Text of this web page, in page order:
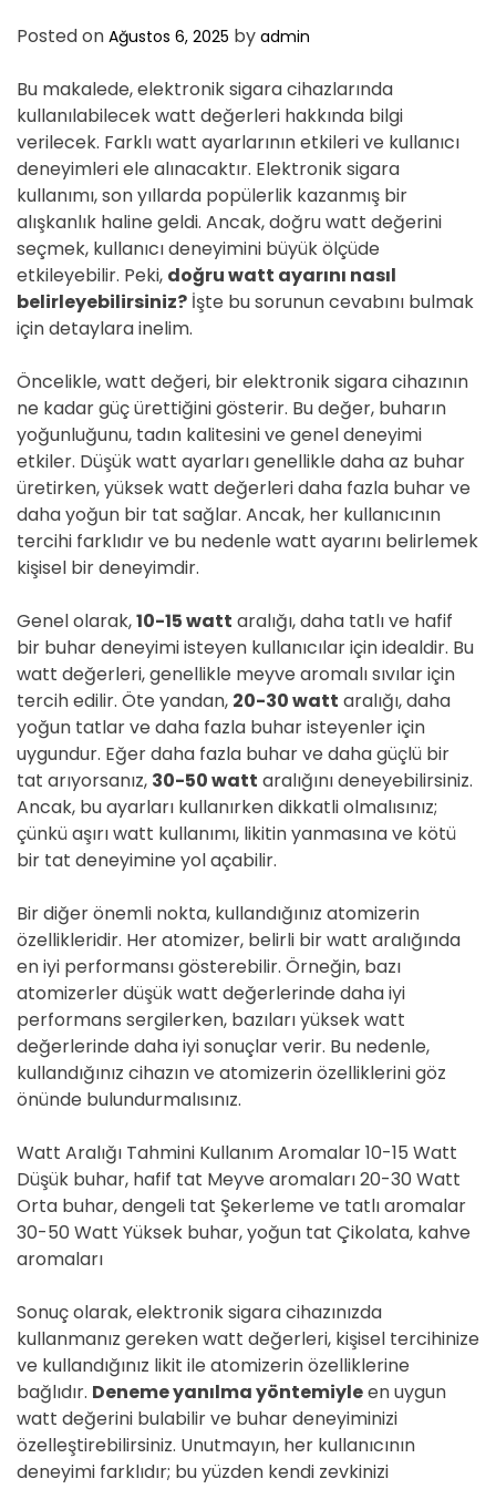
Posted on Ağustos 6, 2025 by admin
Bu makalede, elektronik sigara cihazlarında
kullanılabilecek watt değerleri hakkında bilgi
verilecek. Farklı watt ayarlarının etkileri ve kullanıcı
deneyimleri ele alınacaktır. Elektronik sigara
kullanımı, son yıllarda popülerlik kazanmış bir
alışkanlık haline geldi. Ancak, doğru watt değerini
seçmek, kullanıcı deneyimini büyük ölçüde
etkileyebilir. Peki, doğru watt ayarını nasıl
belirleyebilirsiniz? İşte bu sorunun cevabını bulmak
için detaylara inelim.
Öncelikle, watt değeri, bir elektronik sigara cihazının
ne kadar güç ürettiğini gösterir. Bu değer, buharın
yoğunluğunu, tadın kalitesini ve genel deneyimi
etkiler. Düşük watt ayarları genellikle daha az buhar
üretirken, yüksek watt değerleri daha fazla buhar ve
daha yoğun bir tat sağlar. Ancak, her kullanıcının
tercihi farklıdır ve bu nedenle watt ayarını belirlemek
kişisel bir deneyimdir.
Genel olarak,10-15 watt aralığı, daha tatlı ve hafif
bir buhar deneyimi isteyen kullanıcılar için idealdir. Bu
watt değerleri, genellikle meyve aromalı sıvılar için
tercih edilir. Öte yandan, 20-30 watt aralığı, daha
yoğun tatlar ve daha fazla buhar isteyenler için
uygundur. Eğer daha fazla buhar ve daha güçlü bir
tat arıyorsanız, 30-50 watt aralığını deneyebilirsiniz.
Ancak, bu ayarları kullanırken dikkatli olmalısınız;
çünkü aşırı watt kullanımı, likitin yanmasına ve kötü
bir tat deneyimine yol açabilir.
Bir diğer önemli nokta, kullandığınız atomizerin
özellikleridir. Her atomizer, belirli bir watt aralığında
en iyi performansı gösterebilir. Örneğin, bazı
atomizerler düşük watt değerlerinde daha iyi
performans sergilerken, bazıları yüksek watt
değerlerinde daha iyi sonuçlar verir. Bu nedenle,
kullandığınız cihazın ve atomizerin özelliklerini göz
önünde bulundurmalısınız.
Watt Aralığı Tahmini Kullanım Aromalar 10-15 Watt
Düşük buhar, hafif tat Meyve aromaları 20-30 Watt
Orta buhar, dengeli tat Şekerleme ve tatlı aromalar
30-50 Watt Yüksek buhar, yoğun tat Çikolata, kahve
aromaları
Sonuç olarak, elektronik sigara cihazınızda
kullanmanız gereken watt değerleri, kişisel tercihinize
ve kullandığınız likit ile atomizerin özelliklerine
bağlıdır. Deneme yanılma yöntemiyleen uygun
watt değerini bulabilir ve buhar deneyiminizi
özelleştirebilirsiniz. Unutmayın, her kullanıcının
deneyimi farklıdır; bu yüzden kendi zevkinizi